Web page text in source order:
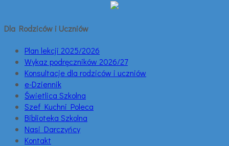
Dla Rodziców i Uczniów
Plan lekcji 2025/2026
Wykaz podręczników 2026/27
Konsultacje dla rodziców i uczniów
e-Dziennik
Świetlica Szkolna
Szef Kuchni Poleca
Biblioteka Szkolna
Nasi Darczyńcy
Kontakt